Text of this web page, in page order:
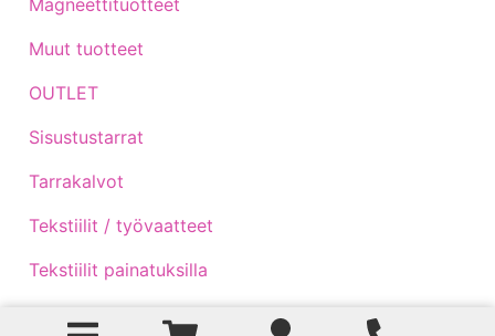
Magneettituotteet
Muut tuotteet
OUTLET
Sisustustarrat
Tarrakalvot
Tekstiilit / työvaatteet
Tekstiilit painatuksilla